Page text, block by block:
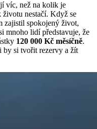
víc, než na kolik je
životu nestačí. Když se
zajistil spokojený život,
mnoho lidí představuje, že
120 000 Kč měsíčně.
by si tvořit rezervy a žít